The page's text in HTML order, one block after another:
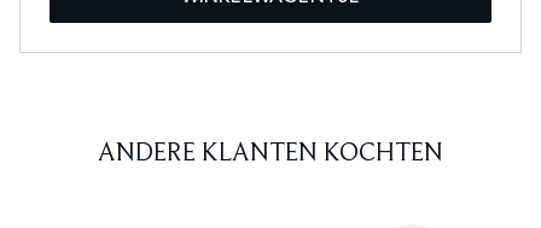
ANDERE KLANTEN KOCHTEN